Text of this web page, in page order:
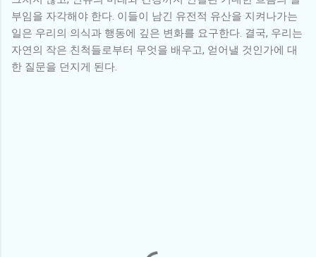
부임을 자각해야 한다. 이들이 남긴 유전적 유산을 지켜나가는
일은 우리의 의식과 행동에 깊은 변화를 요구한다. 결국, 우리는
자연의 작은 친척들로부터 무엇을 배우고, 얻어낼 것인가에 대
한 질문을 던지게 된다.